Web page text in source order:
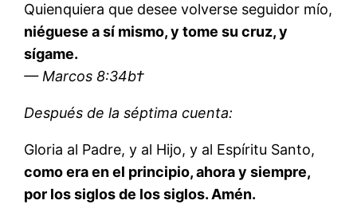
Quienquiera que desee volverse seguidor mío,
niéguese a sí mismo, y tome su cruz, y
sígame.
— Marcos 8:34b†
Después de la séptima cuenta:
Gloria al Padre, y al Hijo, y al Espíritu Santo,
como era en el principio, ahora y siempre,
por los siglos de los siglos. Amén.